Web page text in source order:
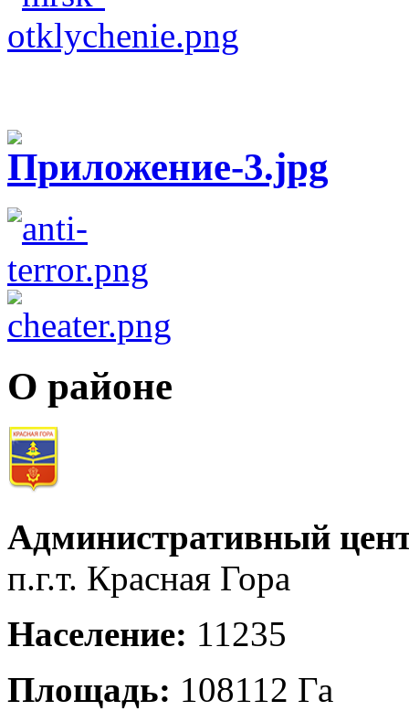
О районе
Административный
п.г.т. Красная Гора
Население: 11235
Площадь: 108112 Га